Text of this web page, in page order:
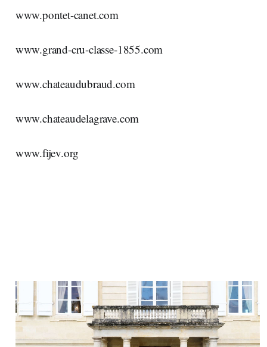
www.pontet-canet.com
www.grand-cru-classe-1855.com
www.chateaudubraud.com
www.chateaudelagrave.com
www.fijev.org